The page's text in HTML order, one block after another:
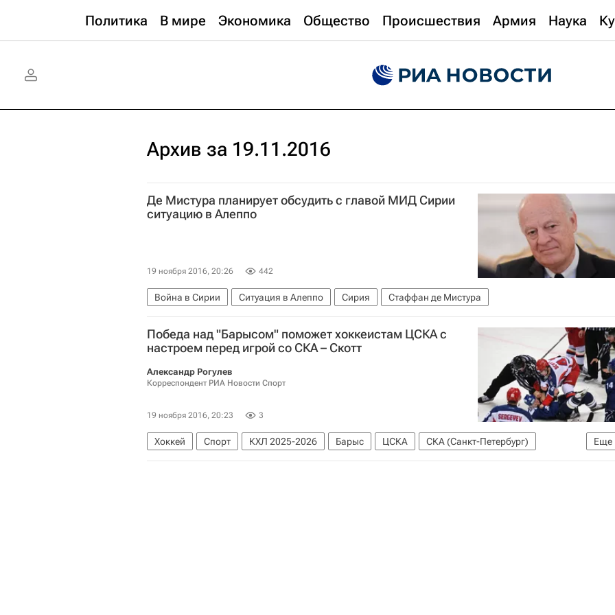
Политика В мире Экономика Общество Происшествия Армия Наука
Архив за 19.11.2016
Де Мистура планирует обсудить с главой МИД Сирии
ситуацию в Алеппо
19 ноября 2016, 20:26 442
Война в Сирии Ситуация в Алеппо Сирия Стаффан де Мистура
Победа над "Барысом" поможет хоккеистам ЦСКА с
настроем перед игрой со СКА – Скотт
Александр Рогулев
Корреспондент РИА Новости Спорт
19 ноября 2016, 20:23 3
Еще
Хоккей Спорт КХЛ 2025-2026 Барыс ЦСКА
СКА (Санкт-Петербург)
Грег Скотт